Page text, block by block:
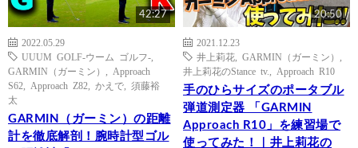
42:27
2022.05.29
UUUM GOLF-ウーム ゴルフ-
GARMIN（ガーミン）
Approach
S62
Approach Z82 かえで
須藤裕
太
GARMIN（ガーミン）の距離
計を徹底解剖！腕時計型ゴル
20:50
2021.12.23
井上莉花
GARMIN（ガーミン）
井上莉花のStance tv.
Approach R10
手のひらサイズのポータブル
弾道測定器 「GARMIN
Approach R10」を練習場で
使ってみた！｜井上莉花の